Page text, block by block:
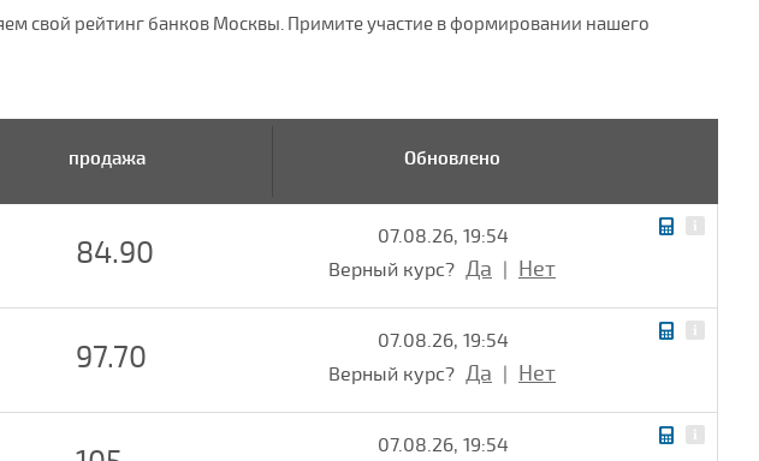
свой рейтинг банков Москвы. Примите участие в формировании нашего
продажа Обновлено
84.90
07.08.26, 19:54
Верный курс? Да Нет
97.70
07.08.26, 19:54
Верный курс? Да Нет
07.08.26, 19:54